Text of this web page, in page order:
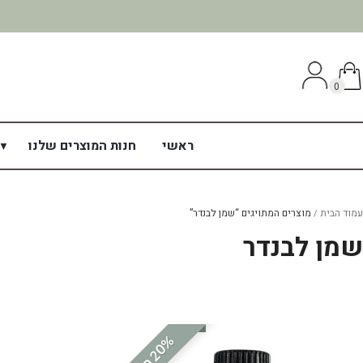
0
ראשי חנות המוצרים שלנו
עמוד הבית מוצרים המתויגים “שמן לבנדר”
שמן לבנדר
%
ה